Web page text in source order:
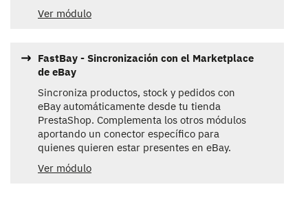
Ver módulo
FastBay - Sincronización con el Marketplace
de eBay
Sincroniza productos, stock y pedidos con
eBay automáticamente desde tu tienda
PrestaShop. Complementa los otros módulos
aportando un conector específico para
quienes quieren estar presentes en eBay.
Ver módulo